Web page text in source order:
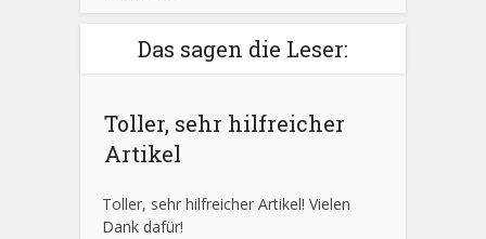
Das sagen die Leser:
Toller, sehr hilfreicher
Artikel
Toller, sehr hilfreicher Artikel! Vielen
Dank dafür!